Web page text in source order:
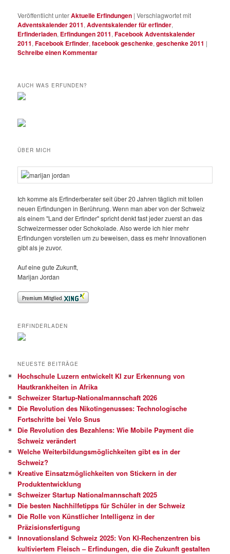
Veröffentlicht unterAktuelle Erfindungen |Verschlagwortet mit
Adventskalender 2011,Adventskalender für erfinder,
Erfinderladen, Erfindungen 2011,Facebook Adventskalender
2011,Facebook Erfinder,facebook geschenke,geschenke 2011 |
Schreibe einen Kommentar
AUCH WAS ERFUNDEN?
ÜBER MICH
Ich komme als Erfinderberater seit über 20 Jahren täglich mit tollen
neuen Erfindungen in Berührung. Wenn man aber von der Schweiz
als einem "Land der Erfinder" spricht denkt fast jeder zuerst an das
Schweizermesser oder Schokolade. Also werde ich hier mehr
Erfindungen vorstellen um zu beweisen, dass es mehr Innovationen
gibt als je zuvor.
Auf eine gute Zukunft,
Marijan Jordan
ERFINDERLADEN
NEUESTE BEITRÄGE
Hochschule Luzern entwickelt KI zur Erkennung von
Hautkrankheiten in Afrika
Schweizer Startup-Nationalmannschaft 2026
Die Revolution des Nikotingenusses: Technologische
Fortschritte bei Velo Snus
Die Revolution des Bezahlens: Wie Mobile Payment die
Schweiz verändert
Welche Weiterbildungsmöglichkeiten gibt es in der
Schweiz?
Kreative Einsatzmöglichkeiten von Stickern in der
Produktentwicklung
Schweizer Startup Nationalmannschaft 2025
Die besten Nachhilfetipps für Schüler in der Schweiz
Die Rolle von Künstlicher Intelligenz in der
Präzisionsfertigung
Innovationsland Schweiz 2025: Von KI-Rechenzentren bis
kultiviertem Fleisch – Erfindungen, die die Zukunft gestalten